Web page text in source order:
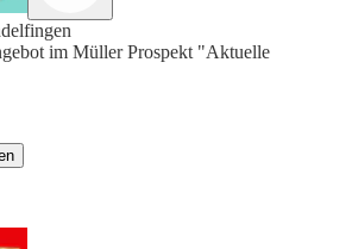
im Müller Prospekt "Aktuelle